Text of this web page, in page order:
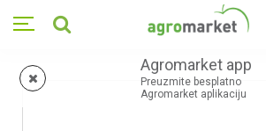
Agromarket app
Preuzmite besplatno
Agromarket aplikaciju